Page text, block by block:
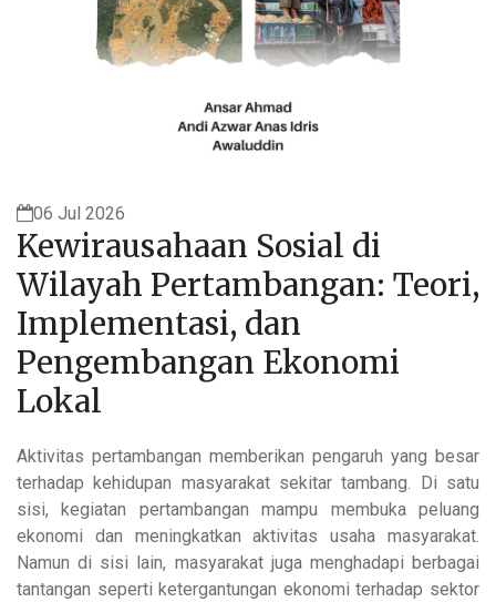
06 Jul 2026
Kewirausahaan Sosial di
Wilayah Pertambangan: Teori,
Implementasi, dan
Pengembangan Ekonomi
Lokal
Aktivitas pertambangan memberikan pengaruh yang besar
terhadap kehidupan masyarakat sekitar tambang. Di satu
sisi, kegiatan pertambangan mampu membuka peluang
ekonomi dan meningkatkan aktivitas usaha masyarakat.
Namun di sisi lain, masyarakat juga menghadapi berbagai
tantangan seperti ketergantungan ekonomi terhadap sektor